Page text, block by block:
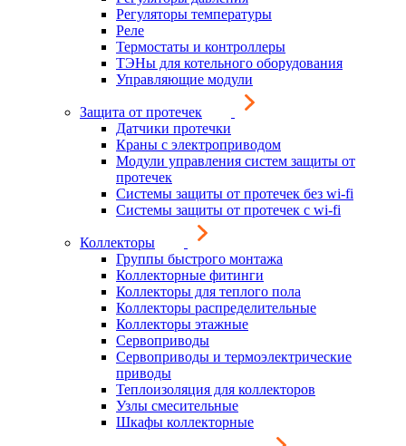
Регуляторы температуры
Реле
Термостаты и контроллеры
ТЭНы для котельного оборудования
Управляющие модули
Защита от протечек
Датчики протечки
Краны с электроприводом
Модули управления систем защиты от
протечек
Системы защиты от протечек без wi-fi
Системы защиты от протечек с wi-fi
Коллекторы
Группы быстрого монтажа
Коллекторные фитинги
Коллекторы для теплого пола
Коллекторы распределительные
Коллекторы этажные
Сервоприводы
Сервоприводы и термоэлектрические
приводы
Теплоизоляция для коллекторов
Узлы смесительные
Шкафы коллекторные